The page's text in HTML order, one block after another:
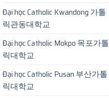
Đại học Catholic Kwandong 가톨
릭관동대학교
Đại học Catholic Mokpo 목포가톨
릭대학교
Đại học Catholic Pusan 부산가톨
릭대학교